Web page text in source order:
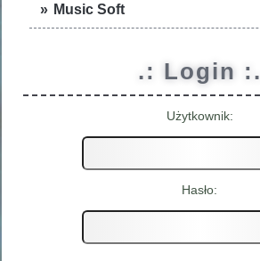
Music Soft
.: Login :.
Użytkownik:
Hasło: